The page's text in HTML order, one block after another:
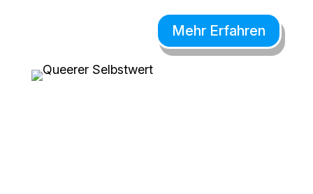
Mehr Erfahren